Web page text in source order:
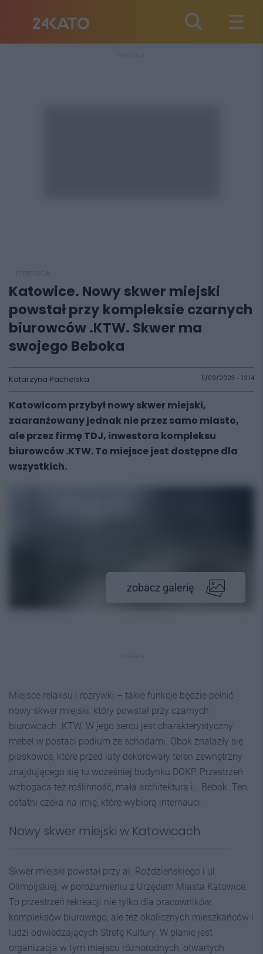
Katowice. Nowy skwer miejski
powstał przy kompleksie czarnych
biurowców .KTW. Skwer ma
swojego Beboka
Katarzyna Pachelska 11/09/2023 - 12:14
Katowicom przybył nowy skwer miejski,
zaaranżowany jednak nie przez samo miasto,
ale przez firmę TDJ, inwestora kompleksu
biurowców .KTW. To miejsce jest dostępne dla
wszystkich.
zobacz galerię
Miejsce relaksu i rozrywki – takie funkcje będzie pełnić
nowy skwer miejski, który powstał przy czarnych
biurowcach .KTW. W jego sercu jest charakterystyczny
mebel w postaci podium ze schodami. Obok znalazły się
piaskowce, które przed laty dekorowały teren zewnętrzny
znajdującego się tu wcześniej budynku DOKP. Przestrzeń
wzbogaca też roślinność, mała architektura i… Bebok. Ten
ostatni czeka na imię, które wybiorą internauci.
Nowy skwer miejski w Katowicach
Skwer miejski powstał przy al. Roździeńskiego i ul.
Olimpijskiej, w porozumieniu z Urzędem Miasta Katowice.
To przestrzeń rekreacji nie tylko dla pracowników
kompleksów biurowego, ale też okolicznych mieszkańców i
ludzi odwiedzających Strefę Kultury. W planie jest
organizacja w tym miejscu różnorodnych, otwartych